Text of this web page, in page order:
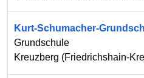
Kurt-Schumacher-
Grundschule
Kreuzberg (Friedrichshain-